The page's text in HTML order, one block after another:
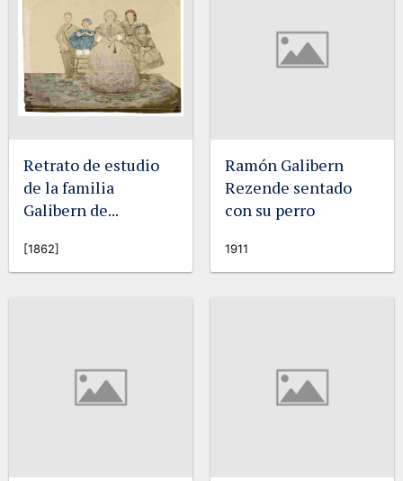
Retrato de estudio
de la familia
Galibern de...
[1862]
Ramón Galibern
Rezende sentado
con su perro
1911